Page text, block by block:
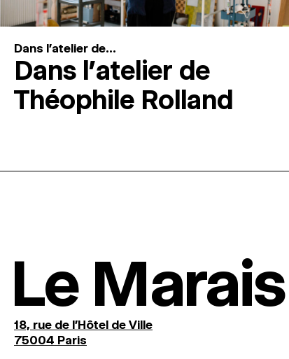
Dans l'atelier de...
Dans l’atelier de
Théophile Rolland
Le Marais
18, rue de l'Hôtel de Ville
75004 Paris